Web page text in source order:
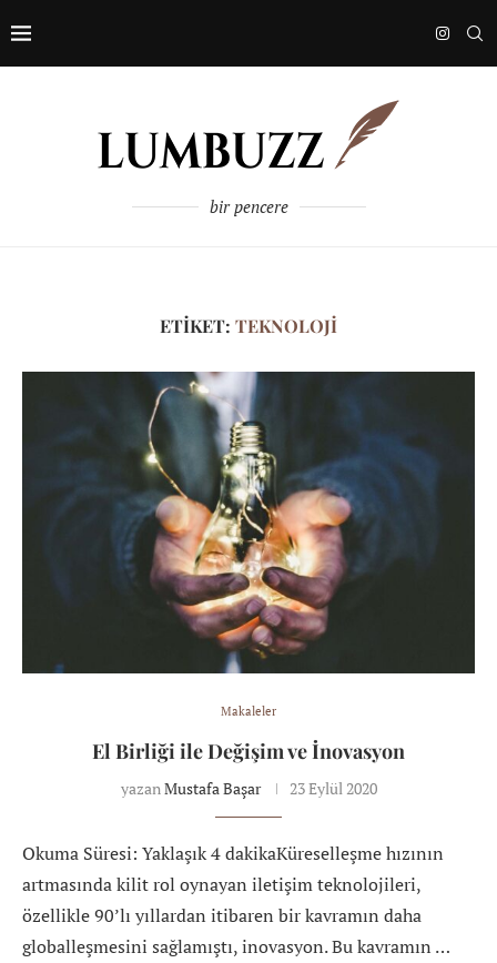
bir pencere
ETIKET: TEKNOLOJI
Makaleler
El Birliği ile Değişim ve İnovasyon
yazanMustafa Başar 23 Eylül 2020
Okuma Süresi: Yaklaşık 4 dakikaKüreselleşme hızının
artmasında kilit rol oynayan iletişim teknolojileri,
özellikle 90’lı yıllardan itibaren bir kavramın daha
globalleşmesini sağlamıştı, inovasyon. Bu kavramın …